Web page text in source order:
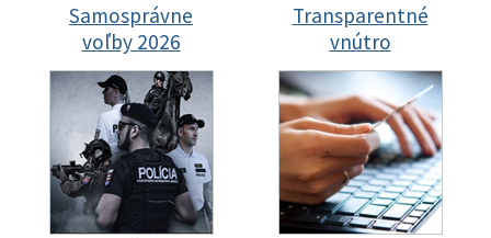
Samosprávne
voľby 2026
Transparentné
vnútro